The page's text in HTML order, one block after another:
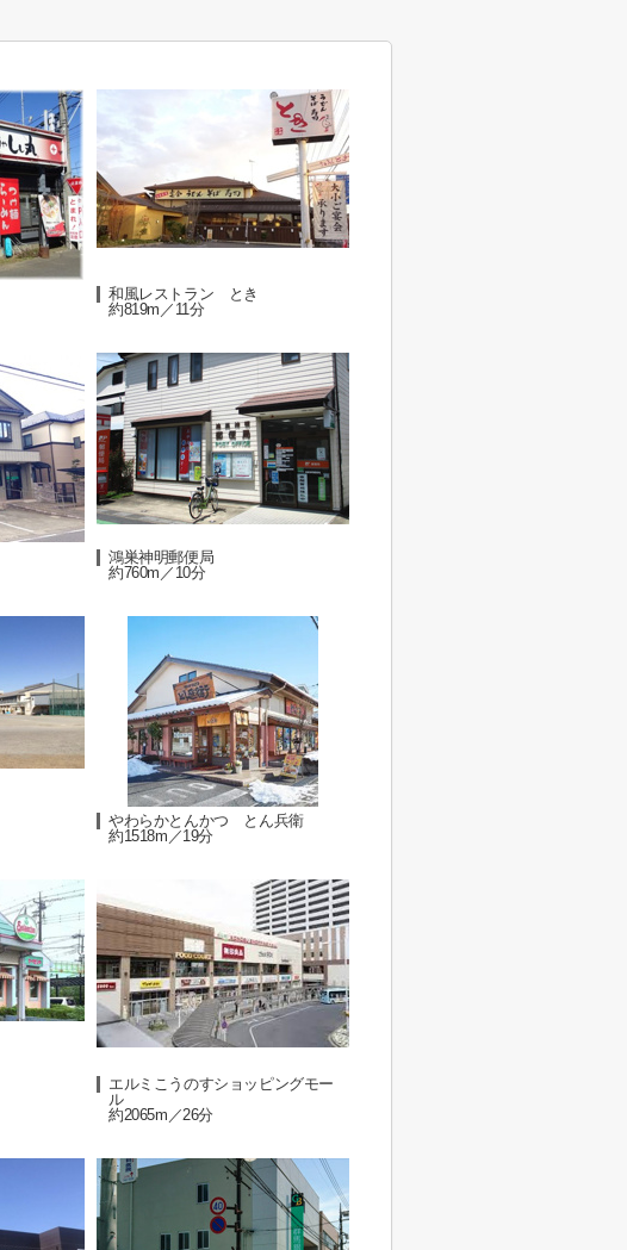
和風レストラン とき
約819m／11分
鴻巣神明郵便局
約760m／10分
やわらかとんかつ とん兵衛
約1518m／19分
エルミこうのすショッピングモー
ル
約2065m／26分